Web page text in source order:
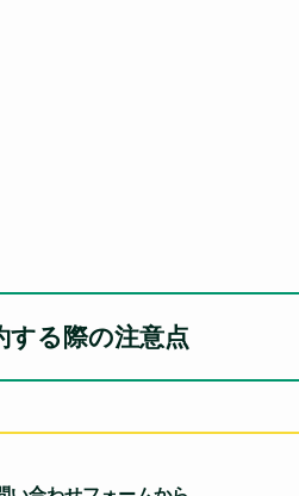
する際の注意点